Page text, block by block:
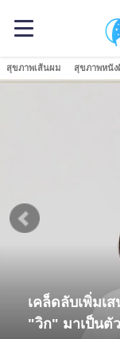
สุขภาพเส้นผม สุขภาพหนัง
เคล็ดลับเพิ่มเ
"วิก" มาเป็นตั